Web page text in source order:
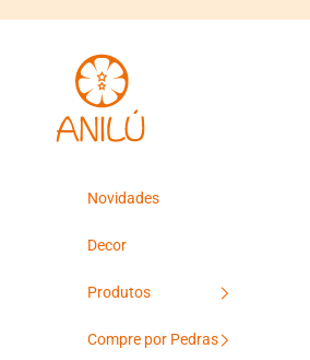
Anilú
Novidades
Decor
Produtos
Compre por Pedras